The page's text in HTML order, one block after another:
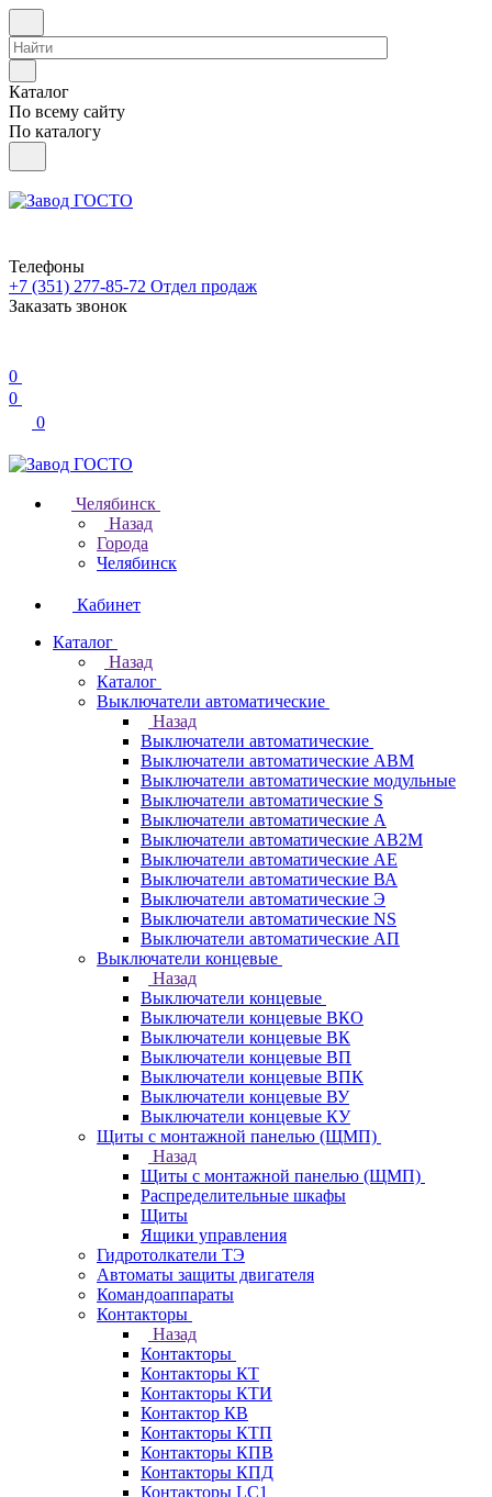
Каталог
По всему сайту
По каталогу
Телефоны
+7 (351) 277-85-72 Отдел продаж
Заказать звонок
0
0
0
Челябинск
Назад
Города
Челябинск
Кабинет
Каталог
Назад
Каталог
Выключатели автоматические
Назад
Выключатели автоматические
Выключатели автоматические АВМ
Выключатели автоматические модульные
Выключатели автоматические S
Выключатели автоматические А
Выключатели автоматические АВ2М
Выключатели автоматические АЕ
Выключатели автоматические ВА
Выключатели автоматические Э
Выключатели автоматические NS
Выключатели автоматические АП
Выключатели концевые
Назад
Выключатели концевые
Выключатели концевые ВКО
Выключатели концевые ВК
Выключатели концевые ВП
Выключатели концевые ВПК
Выключатели концевые ВУ
Выключатели концевые КУ
Щиты с монтажной панелью (ЩМП)
Назад
Щиты с монтажной панелью (ЩМП)
Распределительные шкафы
Щиты
Ящики управления
Гидротолкатели ТЭ
Автоматы защиты двигателя
Командоаппараты
Контакторы
Назад
Контакторы
Контакторы КТ
Контакторы КТИ
Контактор КВ
Контакторы КТП
Контакторы КПВ
Контакторы КПД
Контакторы LC1